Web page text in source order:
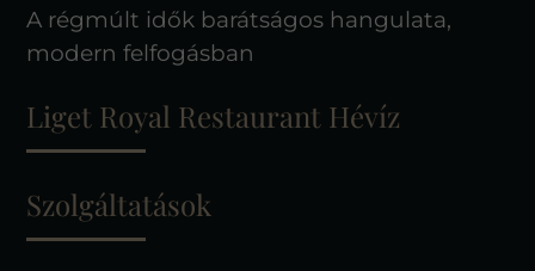
A régmúlt idők barátságos hangulata,
modern felfogásban
Liget Royal Restaurant Hévíz
Szolgáltatások